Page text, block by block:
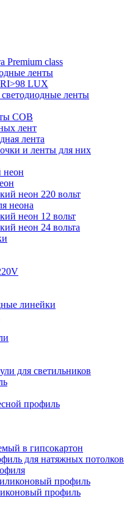
Premium class
ленты
LUX
ленты
COB
лент
лента
и ленты для них
неон 220 вольт
неона
неон 12 вольт
неон 24 вольта
линейки
для светильников
профиль
в гипсокартон
для натяжных потолков
профиль